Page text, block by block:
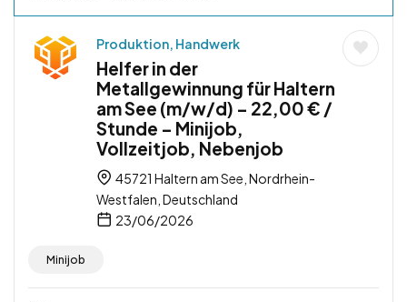
Produktion, Handwerk
Helfer in der
Metallgewinnung für Haltern
am See (m/w/d) – 22,00 € /
Stunde – Minijob,
Vollzeitjob, Nebenjob
45721 Haltern am See, Nordrhein-
Westfalen, Deutschland
23/06/2026
Minijob